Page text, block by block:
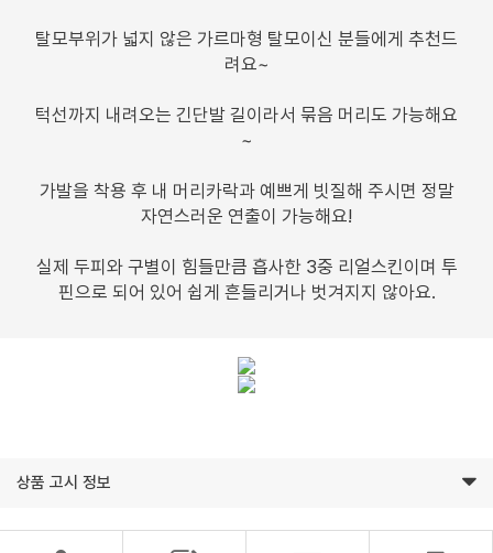
탈모부위가 넓지 않은 가르마형 탈모이신 분들에게 추천드
려요~
턱선까지 내려오는 긴단발 길이라서 묶음 머리도 가능해요
~
가발을 착용 후 내 머리카락과 예쁘게 빗질해 주시면 정말
자연스러운 연출이 가능해요!
실제 두피와 구별이 힘들만큼 흡사한 3중 리얼스킨이며 투
핀으로 되어 있어 쉽게 흔들리거나 벗겨지지 않아요.
상품 고시 정보